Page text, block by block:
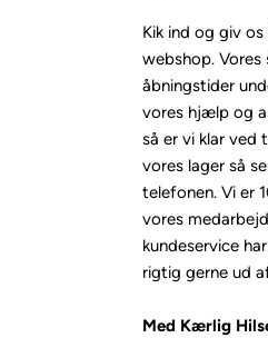
Kik ind og giv
webshop. Vores
åbningstider
vores hjælp og
så er vi klar ved
vores lager så
telefonen. Vi er
vores
kundeservice
rigtig gerne ud
Med Kærlig